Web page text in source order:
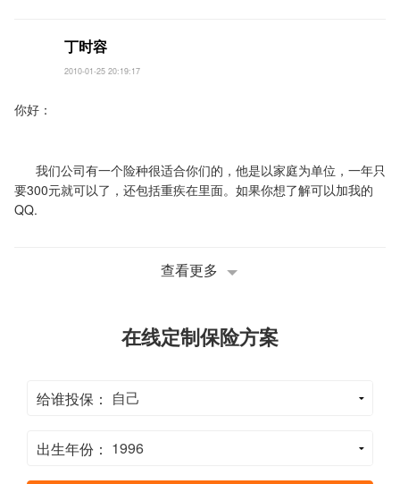
丁时容
2010-01-25 20:19:17
你好：
我们公司有一个险种很适合你们的，他是以家庭为单位，一年只
要300元就可以了，还包括重疾在里面。如果你想了解可以加我的
QQ.
查看更多
在线定制保险方案
给谁投保：
出生年份：